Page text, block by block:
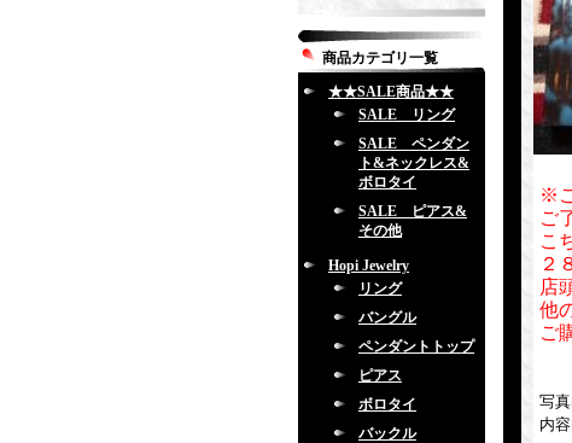
商品カテゴリ一覧
★★SALE商品★★
SALE リング
SALE ペンダン
ト&ネックレス&
ボロタイ
SALE ピアス&
その他
Hopi Jewelry
リング
バングル
ペンダントトップ
ピアス
ボロタイ
バックル
※
ご
こ
２
店
他
ご
写
内